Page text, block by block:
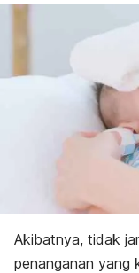
Akibatnya, tidak
penanganan yang